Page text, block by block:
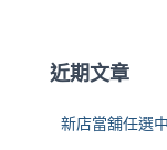
:近期文章
新店當舖任選